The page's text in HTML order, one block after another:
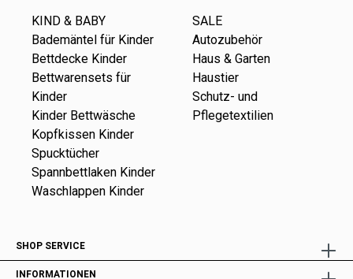
KIND & BABY
Bademäntel für Kinder
Bettdecke Kinder
Bettwarensets für
Kinder
Kinder Bettwäsche
Kopfkissen Kinder
Spucktücher
Spannbettlaken Kinder
Waschlappen Kinder
SALE
Autozubehör
Haus & Garten
Haustier
Schutz- und
Pflegetextilien
SHOP SERVICE
INFORMATIONEN